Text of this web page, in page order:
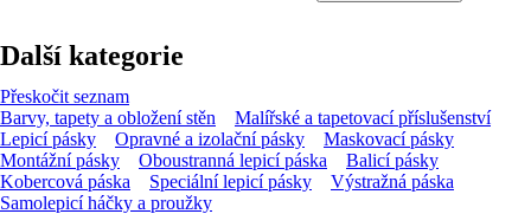
Další kategorie
Přeskočit seznam
Barvy, tapety a obložení stěn
Malířské a tapetovací příslušenství
Lepicí pásky
Opravné a izolační pásky
Maskovací pásky
Montážní pásky
Oboustranná lepicí páska
Balicí pásky
Kobercová páska
Speciální lepicí pásky
Výstražná páska
Samolepicí háčky a proužky